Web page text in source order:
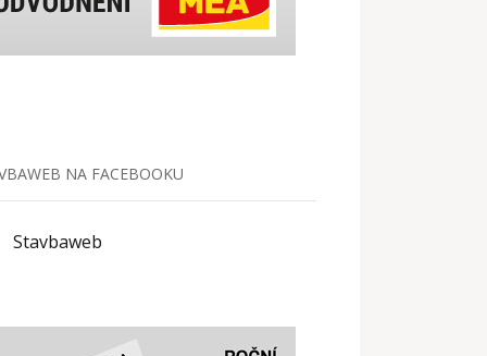
NA FACEBOOKU
Stavbaweb